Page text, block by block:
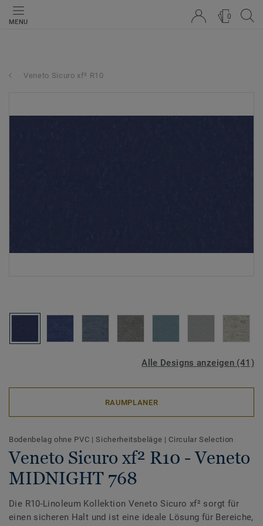
MENU
0
Veneto Sicuro xf² R10
Alle Designs anzeigen (41)
RAUMPLANER
Bodenbelag ohne PVC |Sicherheitsbeläge | Circular Selection
Veneto Sicuro xf² R10 - Veneto
MIDNIGHT 768
Die R10-Linoleum Kollektion Veneto Sicuro xf² sorgt für
einen sicheren Halt und ist eine ideale Lösung für Bereiche,